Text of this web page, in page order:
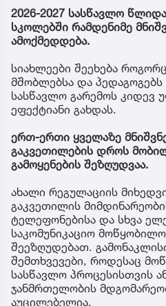
საგანგებო
2026-2027 სასწავლო
სკოლებში რამდენიმე
ამოქმედდება.
სიახლეები შეეხება
მშობლებსა და პედაგოგებს
სასწავლო გარემოს კიდევ
ეფექტიანი გახდას.
ერთ-ერთი ყველაზე
გაკვეთილების დროს
გამოყენების შეზღუდვაა.
ახალი რეგულაციის
გაკვეთილის
ტელეფონებისა და სხვა
საკომუნიკაციო
შეეზღუდებათ.
შემთხვევები, როდესაც
სასწავლო პროცესისთვის
ჯანმრთელობის
აუცილებელია.